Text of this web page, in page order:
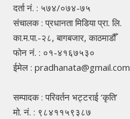
दर्ता नं. : ५७४/०७४-७५
संचालक : प्रधानता मिडिया प्रा. लि.
का.म.पा.-२८, बागबजार, काठमाडौँ
फोन नं. : ०१-४१६७५३०
ईमेल : pradhanata@gmail.com
सम्पादक : परिवर्तन भट्टराई ‘कृति’
मो. नं. : ९८४११५९३८७